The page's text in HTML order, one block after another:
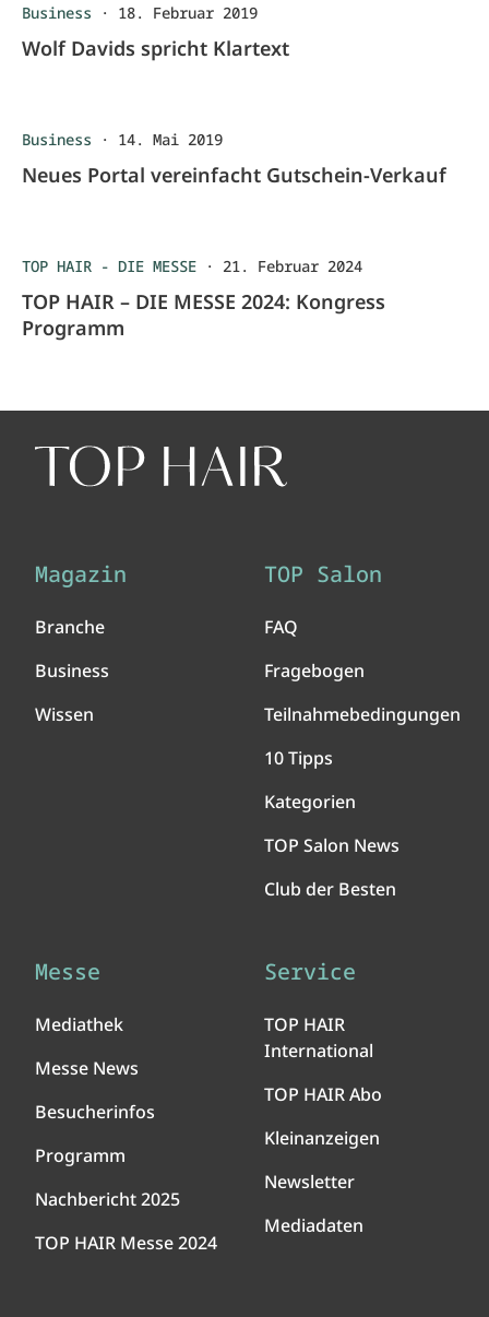
Business · 18. Februar 2019
Wolf Davids spricht Klartext
Business · 14. Mai 2019
Neues Portal vereinfacht Gutschein-Verkauf
TOP HAIR - DIE MESSE · 21. Februar 2024
TOP HAIR – DIE MESSE 2024: Kongress
Programm
Magazin
Branche
Business
Wissen
TOP Salon
FAQ
Fragebogen
Teilnahmebedingungen
10 Tipps
Kategorien
TOP Salon News
Club der Besten
Messe
Mediathek
Messe News
Besucherinfos
Programm
Nachbericht 2025
TOP HAIR Messe 2024
Service
TOP HAIR
International
TOP HAIR Abo
Kleinanzeigen
Newsletter
Mediadaten